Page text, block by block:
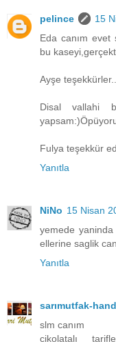
pelince
15
Eda canım evet
bu
Ayşe teşekkürler..
Disal vallahi
Fulya teşekkür
Yanıtla
NiNo 15 Nisan
yemede
ellerine saglik
Yanıtla
sarımutfak-
slm canım
çikolatalı